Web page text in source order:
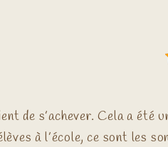
de s’achever. Cela a été
à l’école, ce sont les